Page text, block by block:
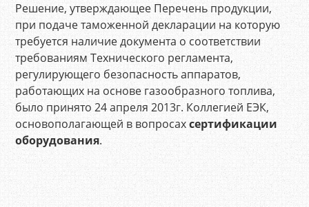
Решение, утверждающее Перечень продукции,
при подаче таможенной декларации на которую
требуется наличие документа о соответствии
требованиям Технического регламента,
регулирующего безопасность аппаратов,
работающих на основе газообразного топлива,
было принято 24 апреля 2013г. Коллегией ЕЭК,
основополагающей в вопросахсертификации
оборудования.